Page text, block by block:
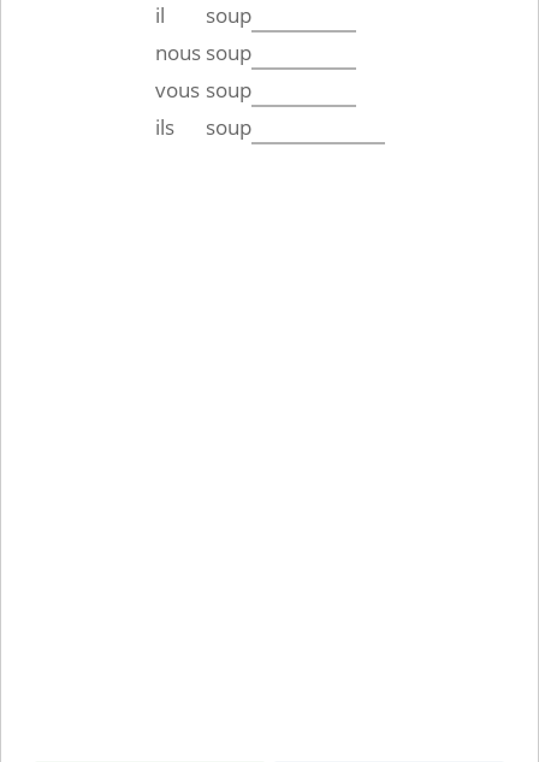
il
soup
nous soup
vous soup
ils
soup